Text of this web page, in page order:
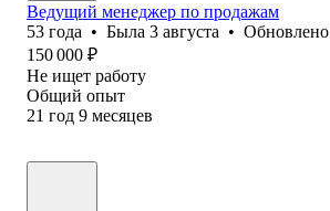
Ведущий менеджер по продажам
53 года • Была 3 августа • Обновлено
150 000 ₽
Не ищет работу
Общий опыт
21 год 9 месяцев